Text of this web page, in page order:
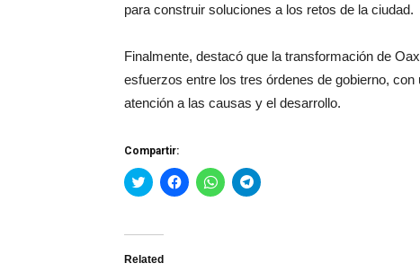
para construir soluciones a los retos de la ciudad.
Finalmente, destacó que la transformación de
esfuerzos entre los tres órdenes de gobierno,
atención a las causas y el desarrollo.
Compartir:
Haz
clic
Twitter
abre
Haz
clic
Haz
clic
Haz
clic
Related